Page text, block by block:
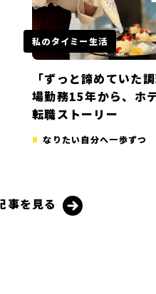
私のタイミー生活
「ずっと諦めてい
場勤務15年から、ホ
転職ストーリー
なりたい自分へ一歩ずつ
事を見る